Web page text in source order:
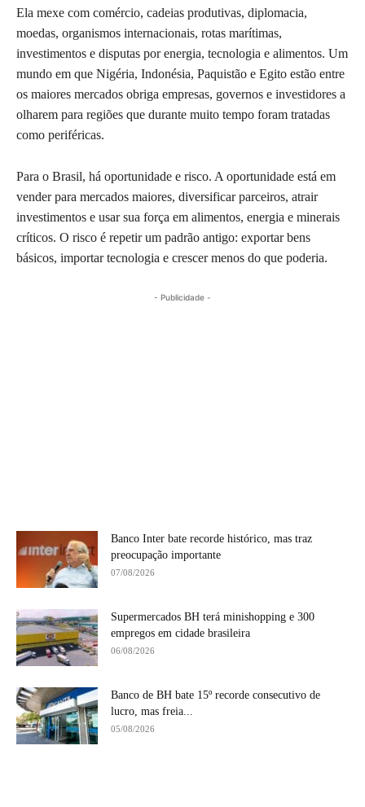
Ela mexe com comércio, cadeias produtivas, diplomacia,
moedas, organismos internacionais, rotas marítimas,
investimentos e disputas por energia, tecnologia e alimentos. Um
mundo em que Nigéria, Indonésia, Paquistão e Egito estão entre
os maiores mercados obriga empresas, governos e investidores a
olharem para regiões que durante muito tempo foram tratadas
como periféricas.
Para o Brasil, há oportunidade e risco. A oportunidade está em
vender para mercados maiores, diversificar parceiros, atrair
investimentos e usar sua força em alimentos, energia e minerais
críticos. O risco é repetir um padrão antigo: exportar bens
básicos, importar tecnologia e crescer menos do que poderia.
- Publicidade -
Banco Inter bate recorde histórico, mas traz
preocupação importante
07/08/2026
Supermercados BH terá minishopping e 300
empregos em cidade brasileira
06/08/2026
Banco de BH bate 15º recorde consecutivo de
lucro, mas freia...
05/08/2026